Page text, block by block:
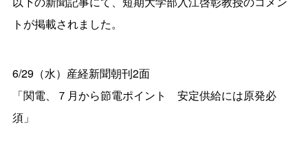
トが掲載されました。
6/29（水）産経新聞朝刊2面
「関電、７月から節電ポイント 安定供給には原発必
須」